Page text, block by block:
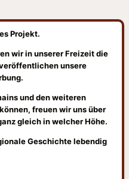
Projekt.
wir in unserer Freizeit die
unsere
und den weiteren
freuen wir uns über
gleich in welcher Höhe.
Geschichte lebendig